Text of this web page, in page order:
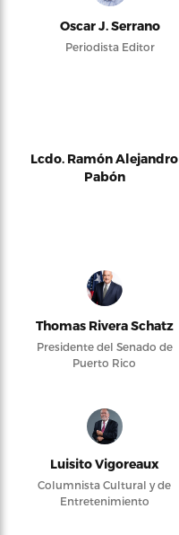
Oscar J. Serrano
Periodista Editor
Lcdo. Ramón Alejandro
Pabón
Thomas Rivera Schatz
Presidente del Senado de
Puerto Rico
Luisito Vigoreaux
Columnista Cultural y de
Entretenimiento